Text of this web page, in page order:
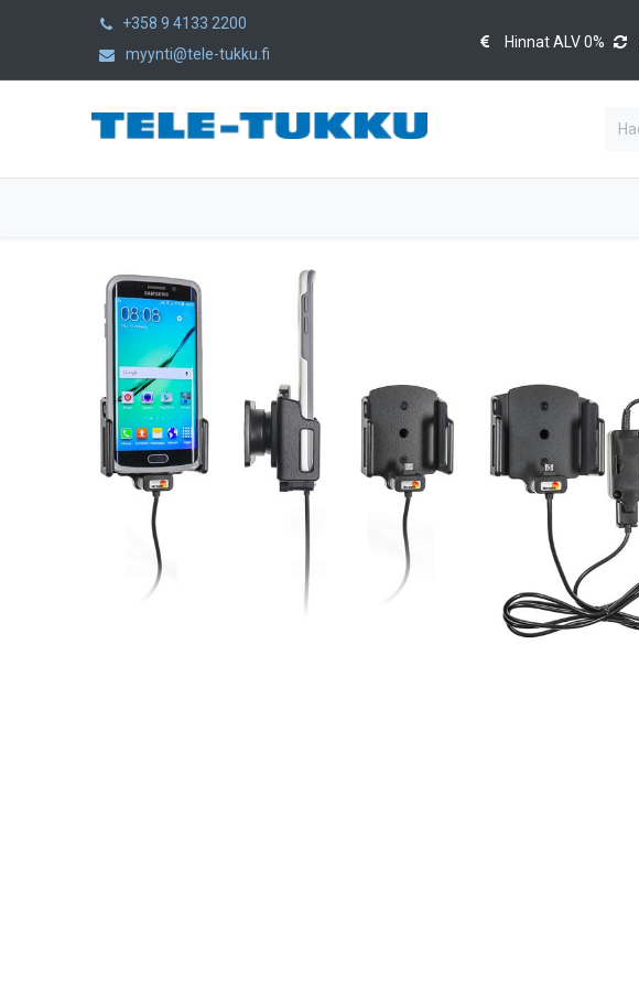
+358 9 4133 2200
myynti@tele-tukku.fi
Hinnat ALV 0%